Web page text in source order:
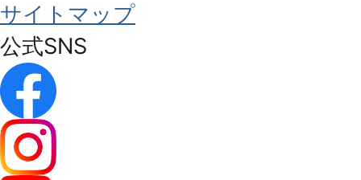
サイトマップ
公式SNS